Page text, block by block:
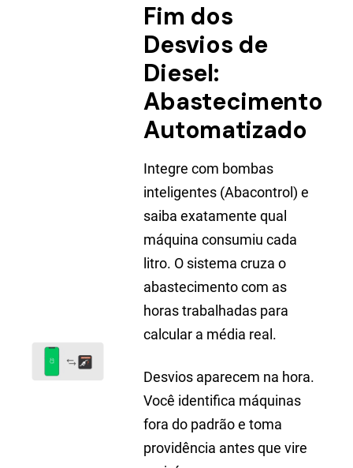
Fim dos
Desvios de
Diesel:
Abastecimento
Automatizado
Integre com bombas
inteligentes (Abacontrol) e
saiba exatamente qual
máquina consumiu cada
litro. O sistema cruza o
abastecimento com as
horas trabalhadas para
calcular a média real.
Desvios aparecem na hora.
Você identifica máquinas
fora do padrão e toma
providência antes que vire